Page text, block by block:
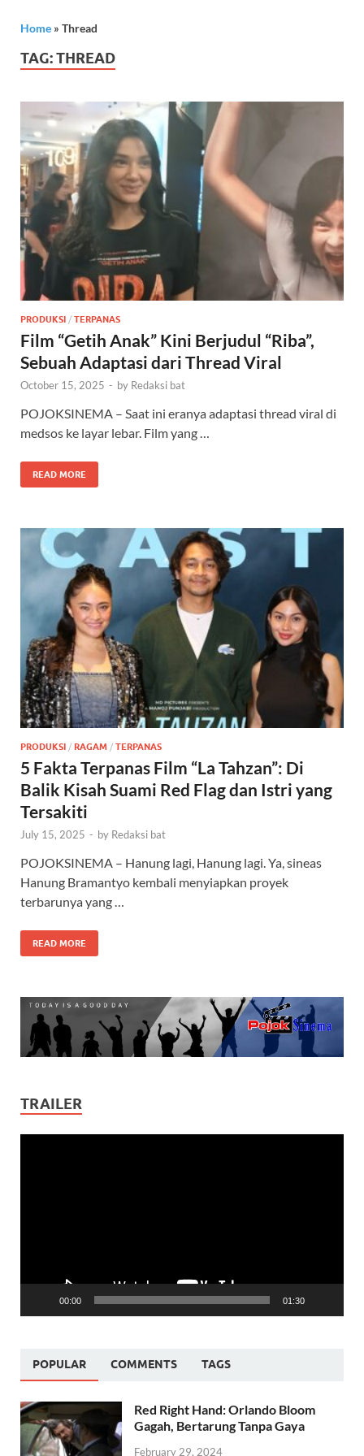
Home » Thread
TAG:THREAD
PRODUKSI / TERPANAS
Film “Getih Anak” Kini Berjudul “Riba”,
Sebuah Adaptasi dari Thread Viral
October 15, 2025 - by Redaksi bat
POJOKSINEMA – Saat ini eranya adaptasi thread viral di
medsos ke layar lebar. Film yang …
READ MORE
PRODUKSI / RAGAM / TERPANAS
5 Fakta Terpanas Film “La Tahzan”: Di
Balik Kisah Suami Red Flag dan Istri yang
Tersakiti
July 15, 2025 - by Redaksi bat
POJOKSINEMA – Hanung lagi, Hanung lagi. Ya, sineas
Hanung Bramantyo kembali menyiapkan proyek
terbarunya yang …
READ MORE
TRAILER
00:00 01:30
POPULAR COMMENTS TAGS
Red Right Hand: Orlando Bloom
Gagah, Bertarung Tanpa Gaya
February 29, 2024